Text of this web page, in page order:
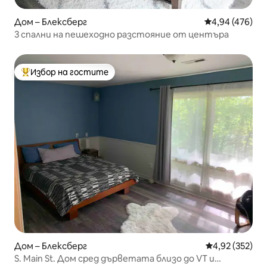
Дом – Блексберг Средна
4,94 (476)
3 спални на пешеходно разстояние от центъра
Най-популярен избор на гостите
Избор на гостите
Дом – Блексберг Средна
4,92 (352)
S. Main St. Дом сред дърветата близо до VT и